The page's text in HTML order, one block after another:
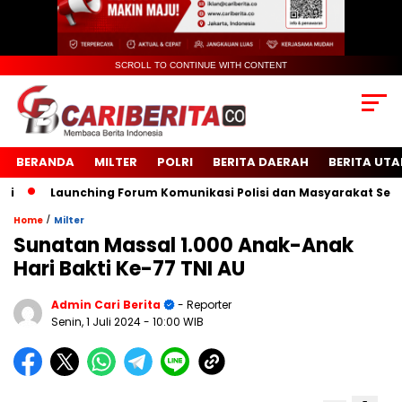
SCROLL TO CONTINUE WITH CONTENT
BERANDA MILTER POLRI BERITA DAERAH BERITA
Launching Forum Komunikasi Polisi dan Masyarakat Sekolah
Home / Milter
Sunatan Massal 1.000 Anak-Anak
Hari Bakti Ke-77 TNI AU
Admin Cari Berita
- Reporter
Senin, 1 Juli 2024- 10:00 WIB